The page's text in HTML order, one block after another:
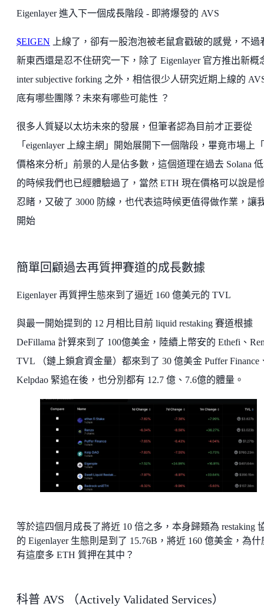
Eigenlayer 進入下一個成長階段 - 即將爆發的 AVS
$EIGEN 上線了，卻有一股泡泡被老鼠倉戳破的感覺，不過
新東西還是忍不住研究一下，除了 Eigenlayer 官方推出新概
inter subjective forking 之外，相信很少人研究近期上線的
底有哪些團隊？未來有哪些可能性 ？
很多人質疑以太坊未來的發展，但筆者認為目前才正要從
「eigenlayer 上線主網」開始展開下一個階段，畢竟市場上
價格來分析」前景的人是佔多數，這個道理在過去 Solana
的時候我們也已經體驗過了，當然 ETH 現在價格可以說是
忍睹，又破了 3000 防線，也代表這時候更值得做作業，讓
開始
簡單回顧過去再質押賽道的成長數據
Eigenlayer 再質押生態來到了逼近 160 億美元的 TVL
與最一開始提到的 12 月相比目前 liquid restaking 賽道根據
DeFillama 計算來到了 100億美金，陸續上幣安的 Ethefi、
TVL （鏈上鎖倉資金量）都來到了 30 億美金 Puffer Finance
Kelpdao 緊追在後，也分別都有 12.7 億、7.6億的體量。
等於這四個月成長了將近 10 倍之多，本身歸類為 restaking
的 Eigenlayer 生態則是到了 15.76B，將近 160 億美金，為什
有這麼多 ETH 質押在其中？
科普 AVS （Actively Validated Services）